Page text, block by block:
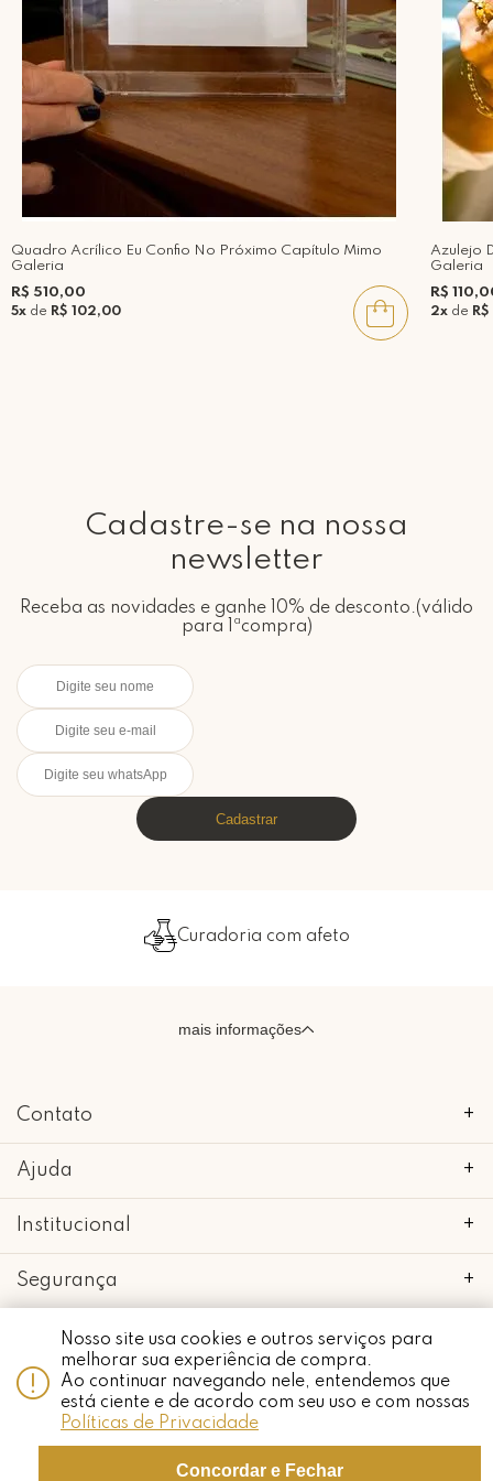
Nosso site usa cookies e outros serviços para
melhorar sua experiência de compra.
Ao continuar navegando nele, entendemos que
está ciente e de acordo com seu uso e com nossas
Políticas de Privacidade
Concordar e Fechar
Quadro Acrílico Eu Confio No Próximo Capítulo Mimo
Galeria
R$ 510,00
5x de R$ 102,00
Azulejo
Galeria
R$
2xde
Cadastre-se na nossa
newsletter
Receba as novidades e ganhe 10% de desconto.(válido
para 1ªcompra)
Cadastrar
Curadoria com afeto
Whatsapp
mais informações
Contato +
Ajuda +
Institucional +
Segurança +
copyright 2018 - 2022 • mimo galeria • 52.898.662/0001-24 • todos os
direitos reservados.